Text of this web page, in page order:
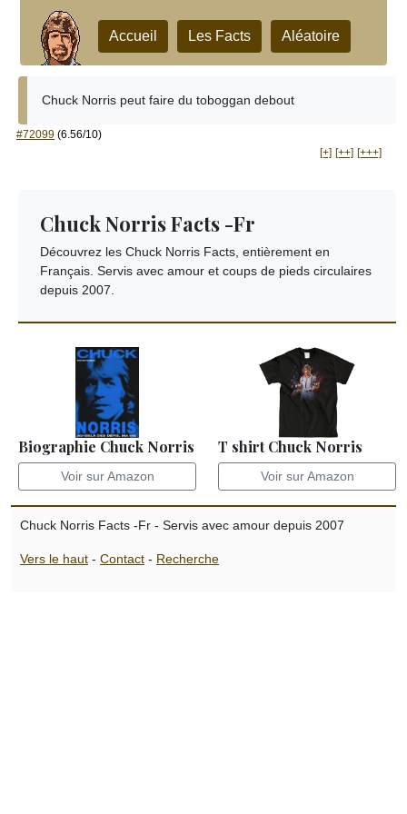
Accueil Les Facts Aléatoire
Chuck Norris peut faire du toboggan debout
#72099 (6.56/10)
[+] [++] [+++]
Chuck Norris Facts -Fr
Découvrez les Chuck Norris Facts, entièrement en
Français. Servis avec amour et coups de pieds circulaires
depuis 2007.
Biographie Chuck Norris
Voir sur Amazon
T shirt Chuck Norris
Voir sur Amazon
Chuck Norris Facts -Fr - Servis avec amour depuis 2007
Vers le haut - Contact - Recherche